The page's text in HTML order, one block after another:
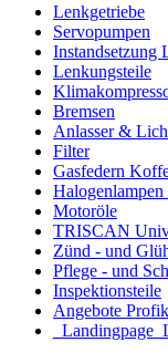
Lenkgetriebe
Servopumpen
Instandsetzung
Lenkungsteile
Bremsen
Anlasser &
Filter
Gasfedern
Motoröle
TRISCAN
Zünd - und
Pflege - und
Inspektionsteile
Angebote